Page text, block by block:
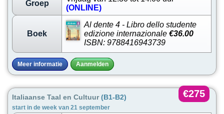
Groep
(ONLINE)
Boek
Al dente 4 - Libro dello studente
edizione internazionale €36.00
ISBN: 9788416943739
Meer informatie Aanmelden
Italiaanse Taal en Cultuur(B1-B2)
start in de week van 21 september
€275